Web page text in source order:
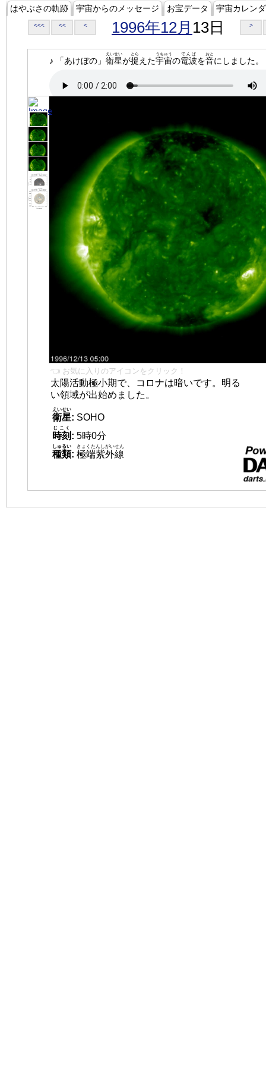
はやぶさの軌跡 宇宙からのメッセージ お宝データ 宇宙カレン
<<< << < 1996年12月 13日 >
♪ 「あけぼの」 衛星
えいせい
が捉
とら
えた宇宙
うちゅう
の電波
でんぱ
を音
おと
にしました。
👈 お気に入りのアイコンをクリック！
太陽活動極小期で、コロナは暗いです。明る
い領域が出始めました。
衛星
えいせい
: SOHO
時刻
じこく
: 5時0分
種類
しゅるい
: 極端紫外線
きょくたんしがいせん